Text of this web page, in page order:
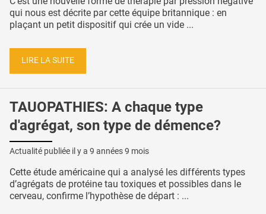
qui nous est décrite par cette équipe britannique : en
plaçant un petit dispositif qui crée un vide ...
LIRE LA SUITE
TAUOPATHIES: A chaque type
d'agrégat, son type de démence?
Actualité publiée il y a 9 années 9 mois
Cette étude américaine qui a analysé les différents types
d’agrégats de protéine tau toxiques et possibles dans le
cerveau, confirme l’hypothèse de départ : ...